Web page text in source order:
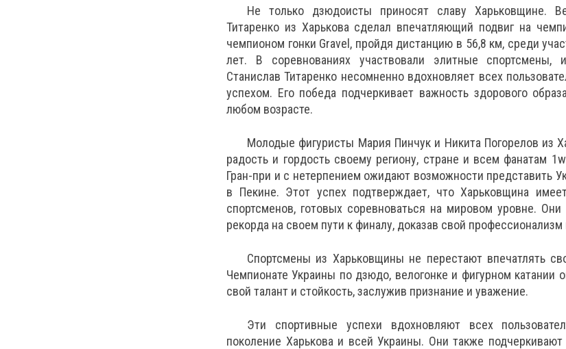
Не только дзюдоисты приносят славу Харьковщине.
Титаренко из Харькова сделал впечатляющий подвиг на
чемпионом гонки Gravel, пройдя дистанцию в 56,8 км, среди
лет. В соревнованиях участвовали элитные спортсмены,
Станислав Титаренко несомненно вдохновляет всех
успехом. Его победа подчеркивает важность здорового
любом возрасте.
Молодые фигуристы Мария Пинчук и Никита Погорелов из
радость и гордость своему региону, стране и всем фанатам
Гран-при и с нетерпением ожидают возможности представить
в Пекине. Этот успех подтверждает, что Харьковщина
спортсменов, готовых соревноваться на мировом уровне.
рекорда на своем пути к финалу, доказав свой профессионализм
Спортсмены из Харьковщины не перестают впечатлять
Чемпионате Украины по дзюдо, велогонке и фигурном катании
свой талант и стойкость, заслужив признание и уважение.
Эти спортивные успехи вдохновляют всех
поколение Харькова и всей Украины. Они также